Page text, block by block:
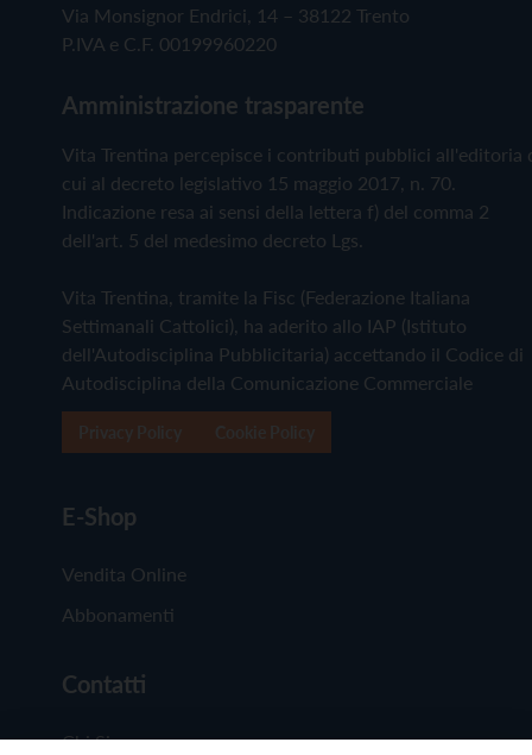
Via Monsignor Endrici, 14 – 38122 Trento
P.IVA e C.F. 00199960220
Amministrazione trasparente
Vita Trentina percepisce i contributi pubblici all'editoria
cui al decreto legislativo 15 maggio 2017, n. 70.
Indicazione resa ai sensi della lettera f) del comma 2
dell'art. 5 del medesimo decreto Lgs.
Vita Trentina, tramite la Fisc (Federazione Italiana
Settimanali Cattolici), ha aderito allo IAP (Istituto
dell'Autodisciplina Pubblicitaria) accettando il Codice di
Autodisciplina della Comunicazione Commerciale
E-Shop
Vendita Online
Abbonamenti
Contatti
Chi Siamo